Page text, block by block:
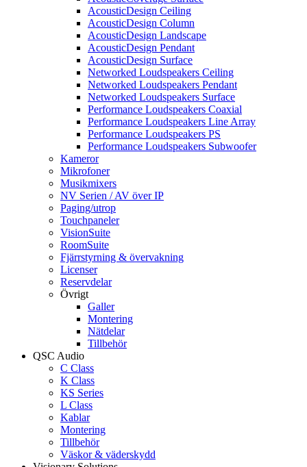
AcousticDesign Ceiling
AcousticDesign Column
AcousticDesign Landscape
AcousticDesign Pendant
AcousticDesign Surface
Networked Loudspeakers Ceiling
Networked Loudspeakers Pendant
Networked Loudspeakers Surface
Performance Loudspeakers Coaxial
Performance Loudspeakers Line Array
Performance Loudspeakers PS
Performance Loudspeakers Subwoofer
Kameror
Mikrofoner
Musikmixers
NV Serien / AV över IP
Paging/utrop
Touchpaneler
VisionSuite
RoomSuite
Fjärrstyrning & övervakning
Licenser
Reservdelar
Övrigt
Galler
Montering
Nätdelar
Tillbehör
QSC Audio
C Class
K Class
KS Series
L Class
Kablar
Montering
Tillbehör
Väskor & väderskydd